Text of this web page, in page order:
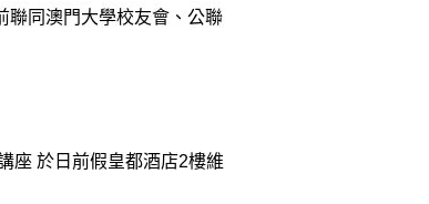
聯同澳門大學校友會、公聯
座 於日前假皇都酒店2樓維